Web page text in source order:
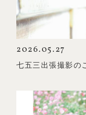
2026.05.27
七五三出張撮影の